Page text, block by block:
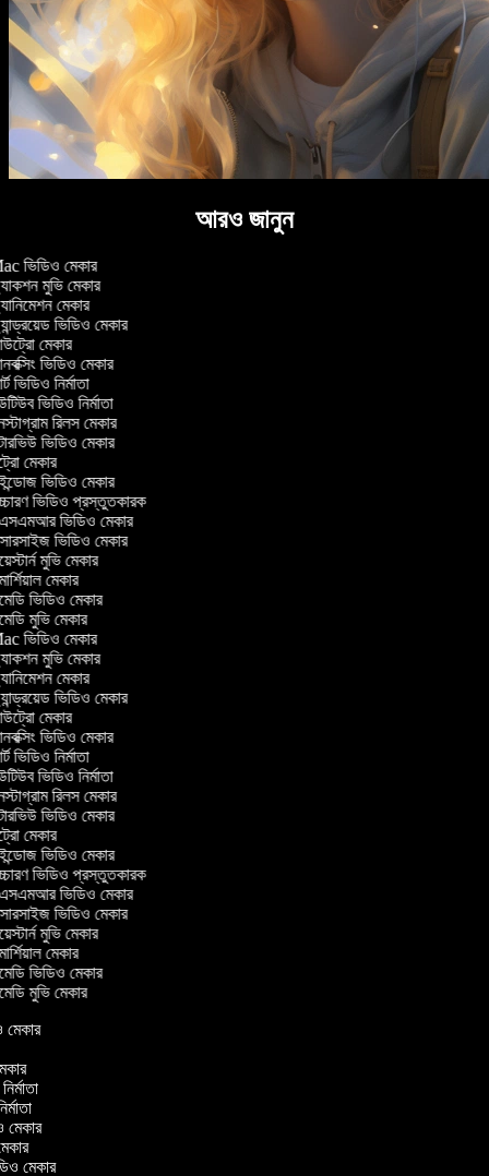
আরও জানুন
ভিডিও মেকার
মুভি মেকার
মেকার
ভিডিও মেকার
মেকার
ভিডিও মেকার
ভিডিও নির্মাতা
ভিডিও নির্মাতা
রিলস মেকার
ভিডিও মেকার
মেকার
ভিডিও মেকার
ভিডিও প্রস্তুতকারক
ভিডিও মেকার
ভিডিও মেকার
মুভি মেকার
মেকার
ভিডিও মেকার
মুভি মেকার
ভিডিও মেকার
মুভি মেকার
মেকার
ভিডিও মেকার
মেকার
ভিডিও মেকার
ভিডিও নির্মাতা
ভিডিও নির্মাতা
রিলস মেকার
ভিডিও মেকার
মেকার
ভিডিও মেকার
ভিডিও প্রস্তুতকারক
ভিডিও মেকার
ভিডিও মেকার
মুভি মেকার
মেকার
ভিডিও মেকার
মুভি মেকার
মেকার
মেকার
মেকার